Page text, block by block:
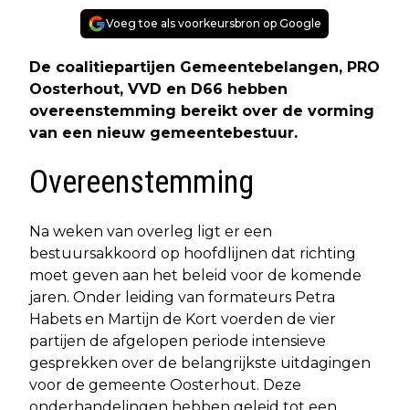
Voeg toe als voorkeursbron op Google
De coalitiepartijen Gemeentebelangen, PRO
Oosterhout, VVD en D66 hebben
overeenstemming bereikt over de vorming
van een nieuw gemeentebestuur.
Overeenstemming
Na weken van overleg ligt er een
bestuursakkoord op hoofdlijnen dat richting
moet geven aan het beleid voor de komende
jaren. Onder leiding van formateurs Petra
Habets en Martijn de Kort voerden de vier
partijen de afgelopen periode intensieve
gesprekken over de belangrijkste uitdagingen
voor de gemeente Oosterhout. Deze